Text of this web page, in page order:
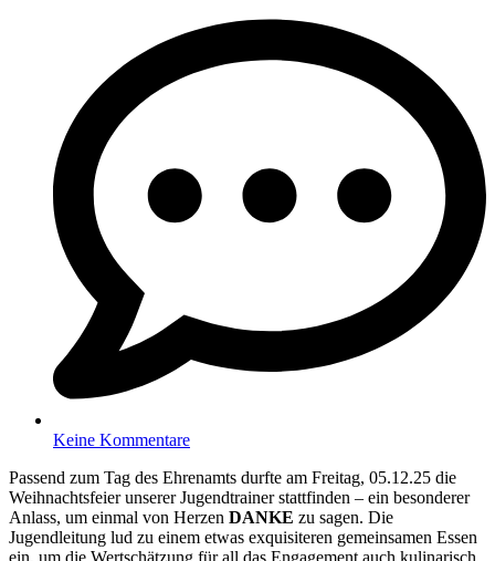
Keine Kommentare
Passend zum Tag des Ehrenamts durfte am Freitag, 05.12.25 die
Weihnachtsfeier unserer Jugendtrainer stattfinden – ein besonderer
Anlass, um einmal von Herzen DANKE zu sagen. Die
Jugendleitung lud zu einem etwas exquisiteren gemeinsamen Essen
ein, um die Wertschätzung für all das Engagement auch kulinarisch